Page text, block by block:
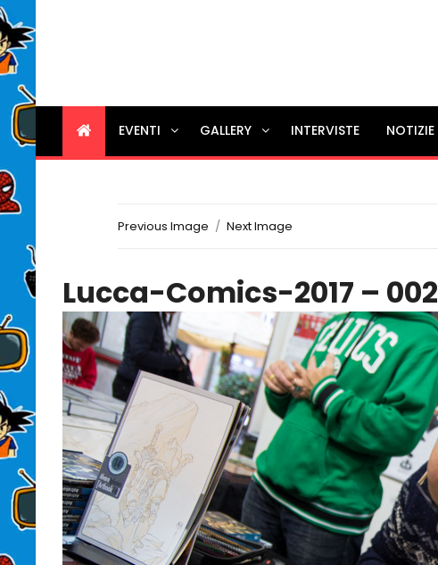
EVENTI GALLERY INTERVISTE NOTIZIE
Previous Image Next Image
Lucca-Comics-2017 – 002